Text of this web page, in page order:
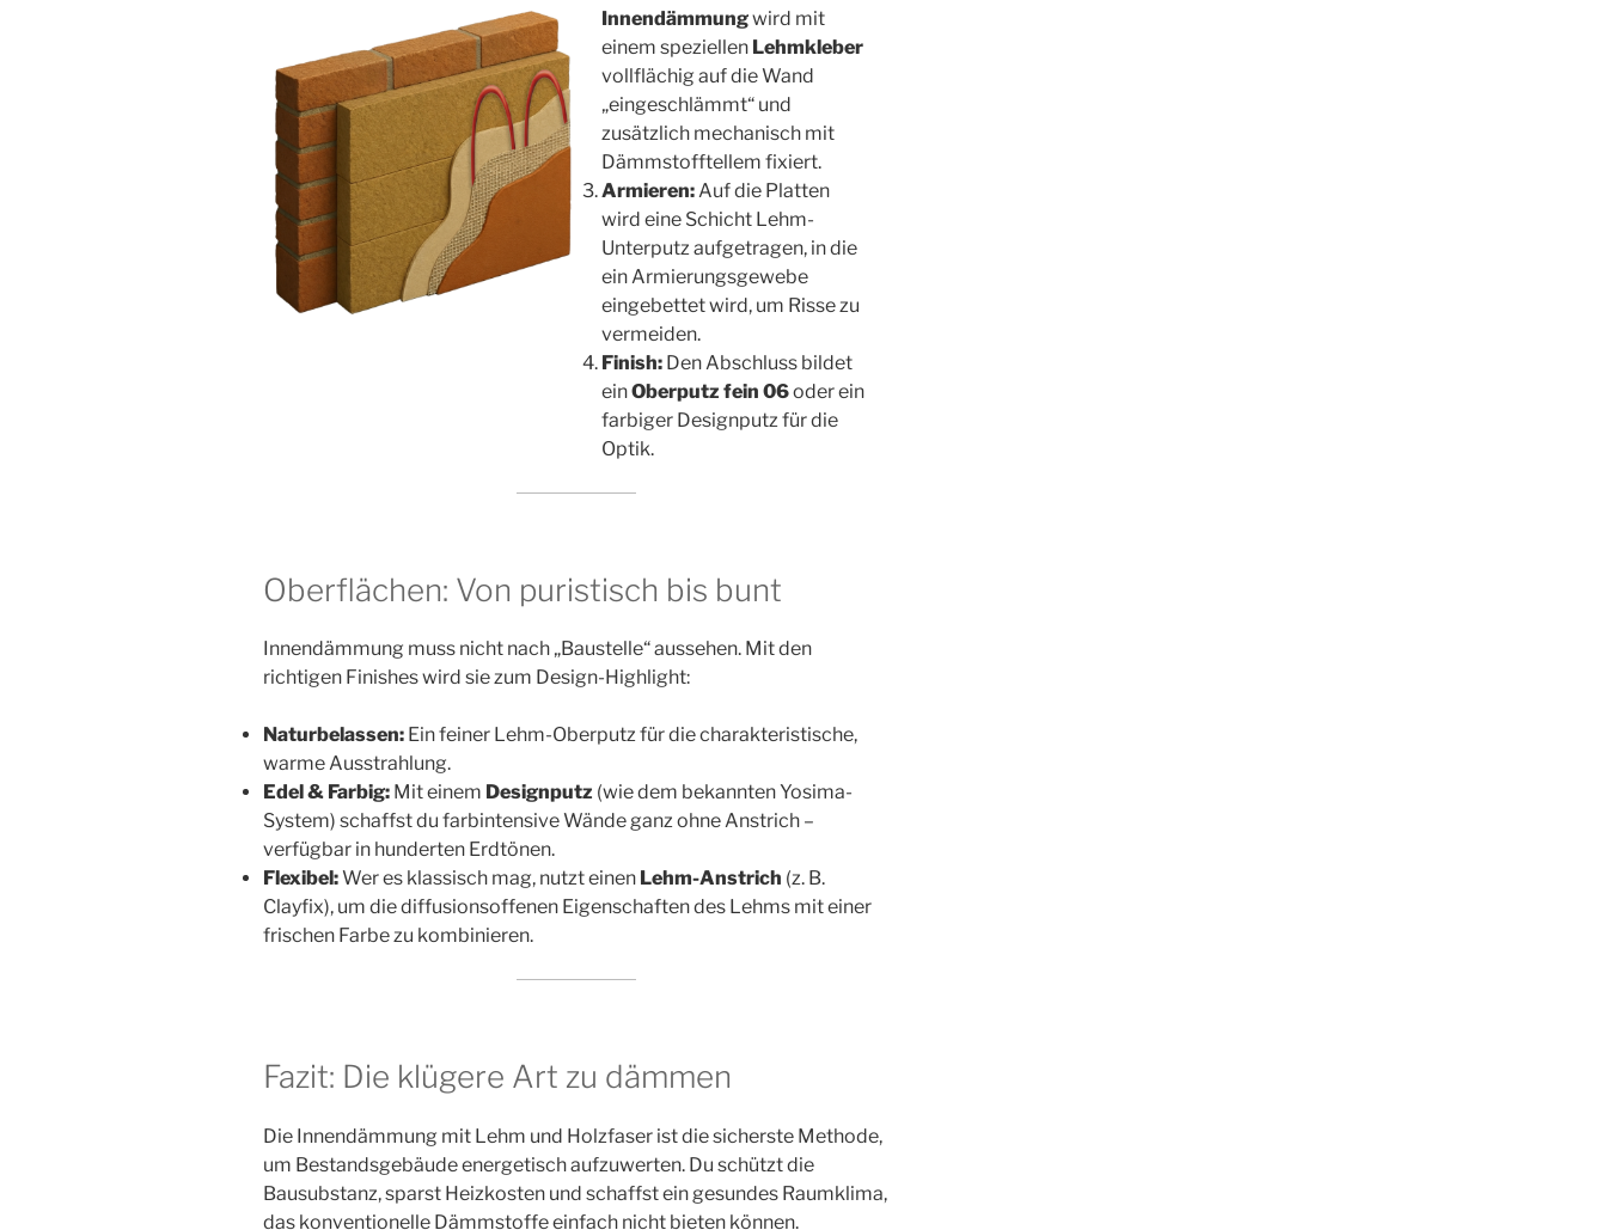
Innendämmungwird mit
einem speziellen Lehmkleber
vollflächig auf die Wand
„eingeschlämmt“ und
zusätzlich mechanisch mit
Dämmstofftellem fixiert.
Armieren: Auf die Platten
wird eine Schicht Lehm-
Unterputz aufgetragen, in die
ein Armierungsgewebe
eingebettet wird, um Risse zu
vermeiden.
Finish: Den Abschluss bildet
einOberputz fein 06oder ein
farbiger Designputz für die
Optik.
Oberflächen: Von puristisch bis bunt
Innendämmung muss nicht nach „Baustelle“ aussehen. Mit den
richtigen Finishes wird sie zum Design-Highlight:
Naturbelassen: Ein feiner Lehm-Oberputz für die charakteristische,
warme Ausstrahlung.
Edel & Farbig: Mit einem Designputz (wie dem bekannten Yosima-
System) schaffst du farbintensive Wände ganz ohne Anstrich –
verfügbar in hunderten Erdtönen.
Flexibel:Wer es klassisch mag, nutzt einen Lehm-Anstrich (z. B.
Clayfix), um die diffusionsoffenen Eigenschaften des Lehms mit einer
frischen Farbe zu kombinieren.
Fazit: Die klügere Art zu dämmen
Die Innendämmung mit Lehm und Holzfaser ist die sicherste Methode,
um Bestandsgebäude energetisch aufzuwerten. Du schützt die
Bausubstanz, sparst Heizkosten und schaffst ein gesundes Raumklima,
das konventionelle Dämmstoffe einfach nicht bieten können.